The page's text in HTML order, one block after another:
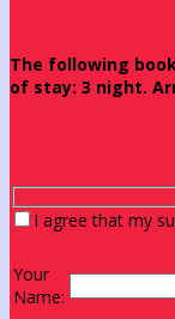
The following
of stay: 3 night.
I agree that my
Your
Name: